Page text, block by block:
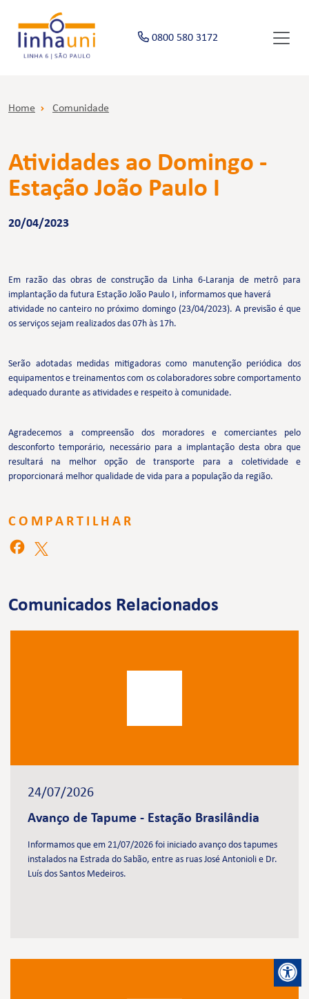
0800 580 3172
Home Comunidade
Atividades ao Domingo -
Estação João Paulo I
20/04/2023
Em razão das obras de construção da Linha 6-Laranja de metrô para
implantação da futura Estação João Paulo I, informamos que haverá
atividade no canteiro no próximo domingo (23/04/2023). A previsão é que
os serviços sejam realizados das 07h às 17h.
Serão adotadas medidas mitigadoras como manutenção periódica dos
equipamentos e treinamentos com os colaboradores sobre comportamento
adequado durante as atividades e respeito à comunidade.
Agradecemos a compreensão dos moradores e comerciantes pelo
desconforto temporário, necessário para a implantação desta obra que
resultará na melhor opção de transporte para a coletividade e
proporcionará melhor qualidade de vida para a população da região.
COMPARTILHAR
Comunicados Relacionados
24/07/2026
Avanço de Tapume - Estação Brasilândia
Informamos que em 21/07/2026 foi iniciado avanço dos tapumes
instalados na Estrada do Sabão, entre as ruas José Antonioli e Dr.
Luís dos Santos Medeiros.